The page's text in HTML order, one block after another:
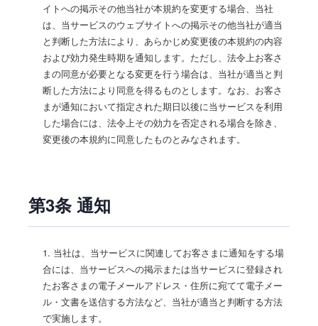
イトへの掲示その他当社が本規約を変更する場合、当社
は、当サービスのウェブサイトへの掲示その他当社が適当
と判断した方法により、あらかじめ変更後の本規約の内容
および効力発生時期を通知します。ただし、法令上お客さ
まの同意が必要となる変更を行う場合は、当社が適当と判
断した方法により同意を得るものとします。なお、お客さ
まが通知において指定された期日以後に当サービスを利用
した場合には、法令上その効力を否定される場合を除き、
変更後の本規約に同意したものとみなされます。
第3条 通知
1. 当社は、当サービスに関連してお客さまに通知をする場
合には、当サービスへの掲示または当サービスに登録され
たお客さまの電子メールアドレス・住所に宛てて電子メー
ル・文書を送信する方法など、当社が適当と判断する方法
で実施します。